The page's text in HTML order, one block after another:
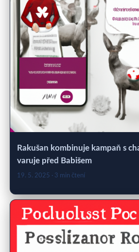
Rakušan kombinuje kampaň s
varuje před Babišem
19. 5. 2025 · 3 min čtení